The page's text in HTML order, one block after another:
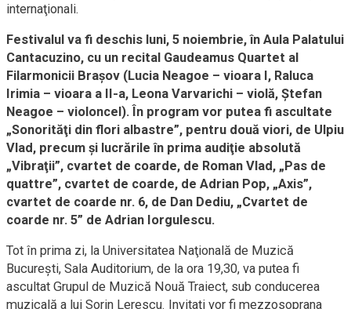
internaţionali.
Festivalul va fi deschis luni, 5 noiembrie, în Aula Palatului
Cantacuzino, cu un recital Gaudeamus Quartet al
Filarmonicii Braşov (Lucia Neagoe – vioara I, Raluca
Irimia – vioara a II-a, Leona Varvarichi – violă, Ştefan
Neagoe – violoncel). În program vor putea fi ascultate
„Sonorităţi din flori albastre”, pentru două viori, de Ulpiu
Vlad, precum şi lucrările în prima audiţie absolută
„Vibraţii”, cvartet de coarde, de Roman Vlad, „Pas de
quattre”, cvartet de coarde, de Adrian Pop, „Axis”,
cvartet de coarde nr. 6, de Dan Dediu, „Cvartet de
coarde nr. 5” de Adrian Iorgulescu.
Tot în prima zi, la Universitatea Naţională de Muzică
Bucureşti, Sala Auditorium, de la ora 19,30, va putea fi
ascultat Grupul de Muzică Nouă Traiect, sub conducerea
muzicală a lui Sorin Lerescu. Invitaţi vor fi mezzosoprana